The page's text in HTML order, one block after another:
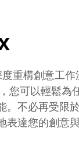
重構創意工作
您可以輕鬆為
。不必再受限
表達您的創意